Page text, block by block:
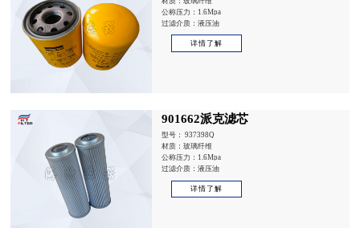
公称压力：1.6Mpa
过滤介质：液压油
详情了解
901662派克滤芯
型号： 937398Q
材质：玻璃纤维
公称压力：1.6Mpa
过滤介质：液压油
详情了解